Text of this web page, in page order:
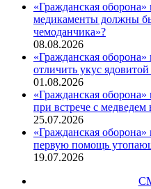
«Гражданская
медикаменты должны
чемоданчика»?
08.08.2026
«Гражданская
отличить укус
01.08.2026
«Гражданская
при встрече с медведем
25.07.2026
«Гражданская оборона»
первую помощь
19.07.2026